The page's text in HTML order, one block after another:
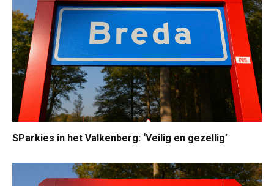
SParkies in het Valkenberg: ‘Veilig en gezellig’